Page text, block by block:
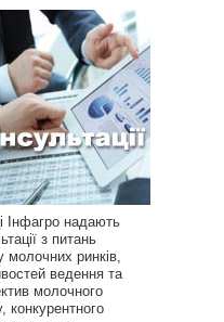
Інфагро надають
з питань
молочних ринків,
ведення та
молочного
конкурентного